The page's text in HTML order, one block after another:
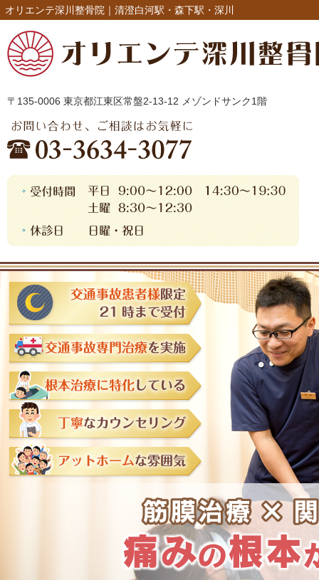
オリエンテ深川整骨院｜清澄白河駅・森下駅・深川
〒135-0006 東京都江東区常盤2-13-12 メゾンドサンク1階